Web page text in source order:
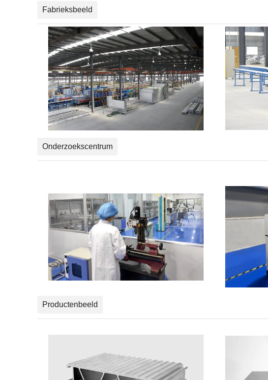
Fabrieksbeeld
Onderzoekscentrum
Productenbeeld